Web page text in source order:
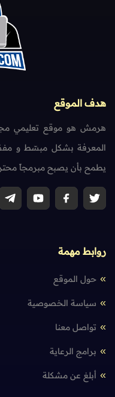
هدف الموقع
هرمش هو موقع تعليمي
المعرفة بشكل مبسّط و
يطمح بأن يصبح مبرمجاً
روابط مهمة
حول الموقع
سياسة الخصوصية
تواصل معنا
برامج الرعاية
أبلغ عن مشكلة